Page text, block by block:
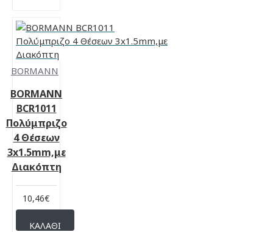
BORMANN
BORMANN
BCR1011
Πολύμπριζο
4 Θέσεων
3x1.5mm,με
Διακόπτη
10,46€
ΚΑΛΆΘΙ